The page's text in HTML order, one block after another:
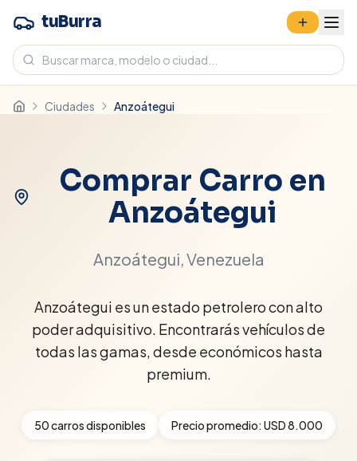
tuBurra
Ciudades Anzoátegui
Comprar Carro en
Anzoátegui
Anzoátegui, Venezuela
Anzoátegui es un estado petrolero con alto
poder adquisitivo. Encontrarás vehículos de
todas las gamas, desde económicos hasta
premium.
50carros disponibles Precio promedio: USD 8.000